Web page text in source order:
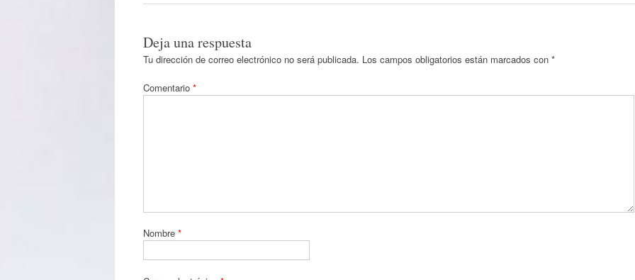
Deja una respuesta
Tu dirección de correo electrónico no será publicada. Los campos obligatorios están marcados con *
Comentario *
Nombre *